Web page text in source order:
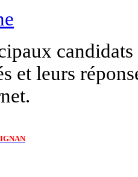
et leurs